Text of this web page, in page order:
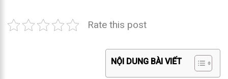
Rate this post
NỘI DUNG BÀI VIẾT